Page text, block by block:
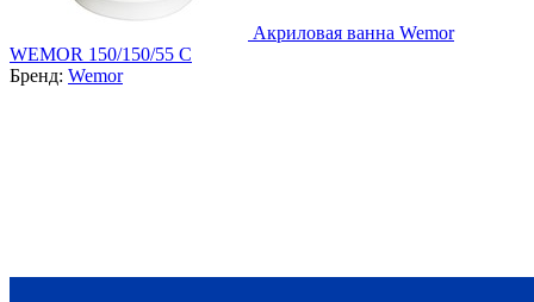
Акриловая ванна Wemor
WEMOR 150/150/55 C
Бренд: Wemor